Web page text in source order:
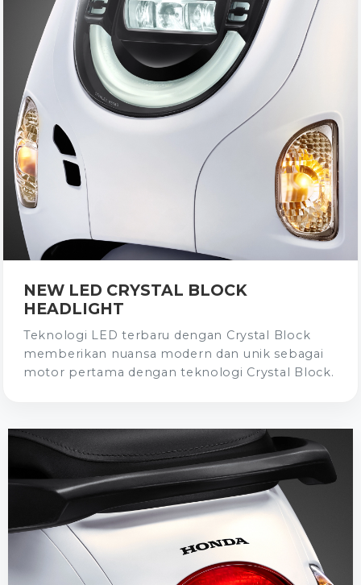
NEW LED CRYSTAL BLOCK
HEADLIGHT
Teknologi LED terbaru dengan Crystal Block
memberikan nuansa modern dan unik sebagai
motor pertama dengan teknologi Crystal Block.